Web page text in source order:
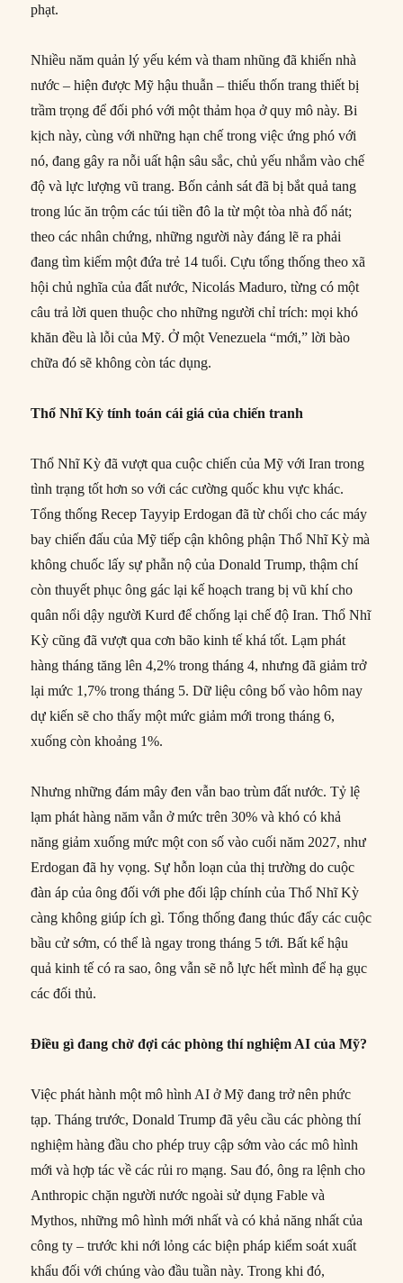
phạt.
Nhiều năm quản lý yếu kém và tham nhũng đã khiến nhà
nước – hiện được Mỹ hậu thuẫn – thiếu thốn trang thiết bị
trầm trọng để đối phó với một thảm họa ở quy mô này. Bi
kịch này, cùng với những hạn chế trong việc ứng phó với
nó, đang gây ra nỗi uất hận sâu sắc, chủ yếu nhắm vào chế
độ và lực lượng vũ trang. Bốn cảnh sát đã bị bắt quả tang
trong lúc ăn trộm các túi tiền đô la từ một tòa nhà đổ nát;
theo các nhân chứng, những người này đáng lẽ ra phải
đang tìm kiếm một đứa trẻ 14 tuổi. Cựu tổng thống theo xã
hội chủ nghĩa của đất nước, Nicolás Maduro, từng có một
câu trả lời quen thuộc cho những người chỉ trích: mọi khó
khăn đều là lỗi của Mỹ. Ở một Venezuela “mới,” lời bào
chữa đó sẽ không còn tác dụng.
Thổ Nhĩ Kỳ tính toán cái giá của chiến tranh
Thổ Nhĩ Kỳ đã vượt qua cuộc chiến của Mỹ với Iran trong
tình trạng tốt hơn so với các cường quốc khu vực khác.
Tổng thống Recep Tayyip Erdogan đã từ chối cho các máy
bay chiến đấu của Mỹ tiếp cận không phận Thổ Nhĩ Kỳ mà
không chuốc lấy sự phẫn nộ của Donald Trump, thậm chí
còn thuyết phục ông gác lại kế hoạch trang bị vũ khí cho
quân nổi dậy người Kurd để chống lại chế độ Iran. Thổ Nhĩ
Kỳ cũng đã vượt qua cơn bão kinh tế khá tốt. Lạm phát
hàng tháng tăng lên 4,2% trong tháng 4, nhưng đã giảm trở
lại mức 1,7% trong tháng 5. Dữ liệu công bố vào hôm nay
dự kiến sẽ cho thấy một mức giảm mới trong tháng 6,
xuống còn khoảng 1%.
Nhưng những đám mây đen vẫn bao trùm đất nước. Tỷ lệ
lạm phát hàng năm vẫn ở mức trên 30% và khó có khả
năng giảm xuống mức một con số vào cuối năm 2027, như
Erdogan đã hy vọng. Sự hỗn loạn của thị trường do cuộc
đàn áp của ông đối với phe đối lập chính của Thổ Nhĩ Kỳ
càng không giúp ích gì. Tổng thống đang thúc đẩy các cuộc
bầu cử sớm, có thể là ngay trong tháng 5 tới. Bất kể hậu
quả kinh tế có ra sao, ông vẫn sẽ nỗ lực hết mình để hạ gục
các đối thủ.
Điều gì đang chờ đợi các phòng thí nghiệm AI của Mỹ?
Việc phát hành một mô hình AI ở Mỹ đang trở nên phức
tạp. Tháng trước, Donald Trump đã yêu cầu các phòng thí
nghiệm hàng đầu cho phép truy cập sớm vào các mô hình
mới và hợp tác về các rủi ro mạng. Sau đó, ông ra lệnh cho
Anthropic chặn người nước ngoài sử dụng Fable và
Mythos, những mô hình mới nhất và có khả năng nhất của
công ty – trước khi nới lỏng các biện pháp kiểm soát xuất
khẩu đối với chúng vào đầu tuần này. Trong khi đó,